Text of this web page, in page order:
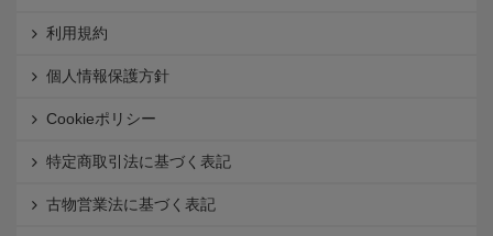
利用規約
個人情報保護方針
Cookieポリシー
特定商取引法に基づく表記
古物営業法に基づく表記